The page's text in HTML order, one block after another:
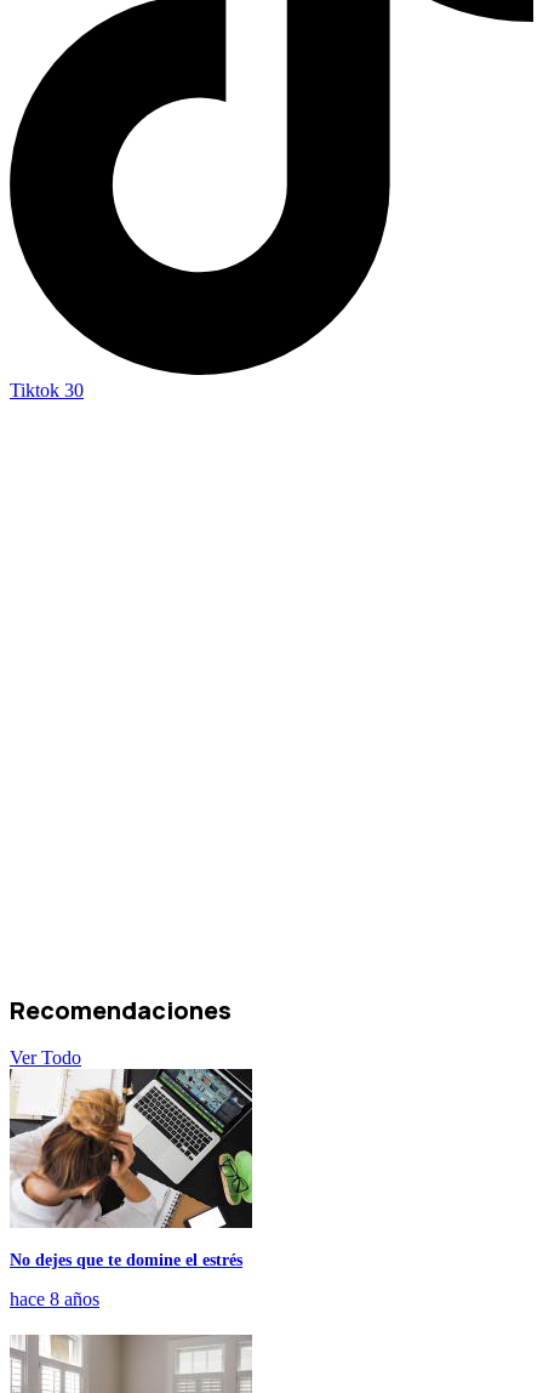
Tiktok 30
Recomendaciones
Ver Todo
No dejes que te domine el estrés
hace 8 años